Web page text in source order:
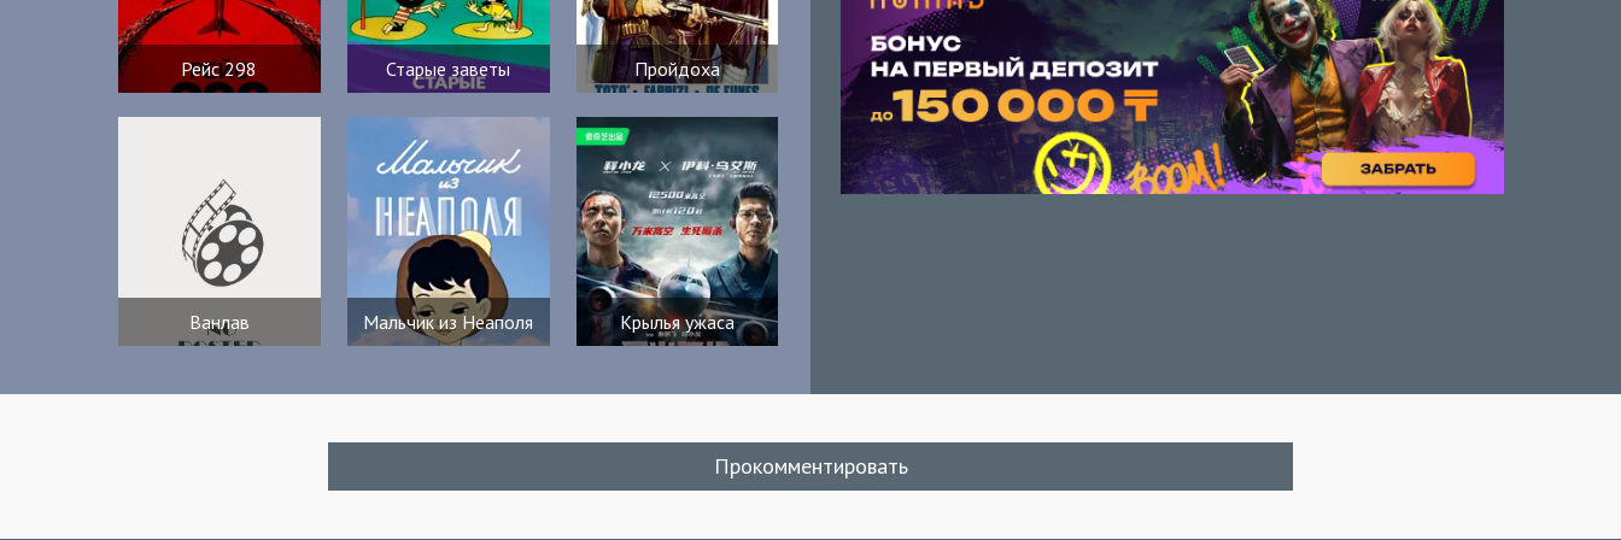
Рейс 298 Старые заветы Пройдоха
Ванлав Мальчик из Неаполя Крылья ужаса
Прокомментировать